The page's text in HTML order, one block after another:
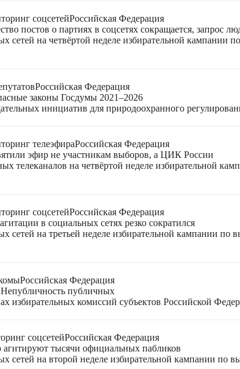
соцсетейРоссийская Федерация
постов о партиях в соцсетях сокращается, запрос
сетей на четвёртой неделе избирательной
Российская Федерация
законы Госдумы 2021–2026
инициатив для природоохранного
телеэфираРоссийская Федерация
эфир не участникам выборов, а ЦИК России
телеканалов на четвёртой неделе избирательной
соцсетейРоссийская Федерация
в социальных сетях резко сократился
сетей на третьей неделе избирательной кампании
Российская Федерация
Непубличность публичных
избирательных комиссий субъектов Российской
соцсетейРоссийская Федерация
тысячи официальных пабликов
сетей на второй неделе избирательной кампании